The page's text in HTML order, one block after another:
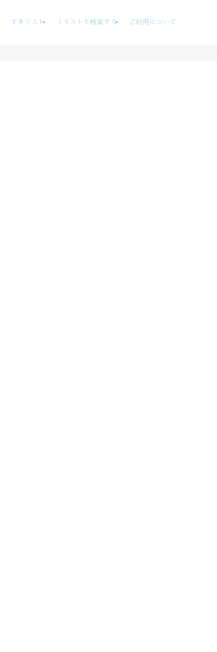
すきリスト イラストを検索する ご利用について